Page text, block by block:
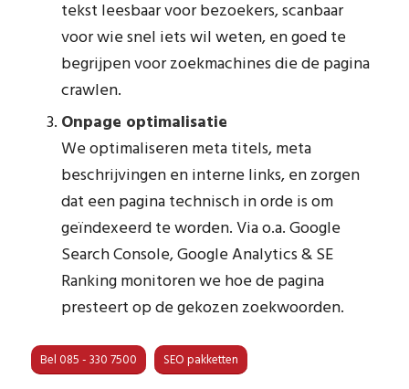
tekst leesbaar voor bezoekers, scanbaar
voor wie snel iets wil weten, en goed te
begrijpen voor zoekmachines die de pagina
crawlen.
Onpage optimalisatie
We optimaliseren meta titels, meta
beschrijvingen en interne links, en zorgen
dat een pagina technisch in orde is om
geïndexeerd te worden. Via o.a. Google
Search Console, Google Analytics & SE
Ranking monitoren we hoe de pagina
presteert op de gekozen zoekwoorden.
Bel 085 - 330 7500 SEO pakketten